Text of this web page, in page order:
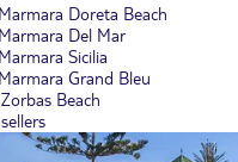
Doreta Beach
Del Mar
Sicilia
Grand Bleu
Beach